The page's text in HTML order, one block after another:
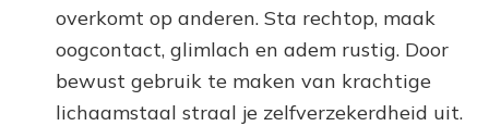
overkomt op anderen. Sta rechtop, maak
oogcontact, glimlach en adem rustig. Door
bewust gebruik te maken van krachtige
lichaamstaal straal je zelfverzekerdheid uit.